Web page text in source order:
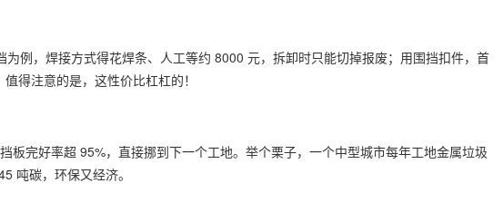
例，焊接方式得花焊条、人工等约 8000 元，拆卸时只能切掉报废；用围挡扣件，首
得注意的是，这性价比杠杠的！
板完好率超 95%，直接挪到下一个工地。举个栗子，一个中型城市每年工地金属垃圾
吨碳，环保又经济。